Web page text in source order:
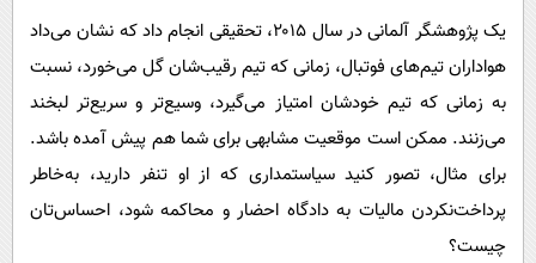
سیاست خارجی
یک پژوهشگر آلمانی در سال ۲۰۱۵، تحقیقی انجام داد که نشان می‌داد
هواداران تیم‌های فوتبال، زمانی که تیم رقیب‌شان گل می‌خورد، نسبت
به زمانی که تیم خودشان امتیاز می‌گیرد، وسیع‌تر و سریع‌تر لبخند
می‌زنند. ممکن است موقعیت مشابهی برای شما هم پیش آمده باشد.
برای مثال، تصور کنید سیاستمداری که از او تنفر دارید، به‌خاطر
پرداخت‌نکردن مالیات به دادگاه احضار و محاکمه شود، احساس‌تان
چیست؟